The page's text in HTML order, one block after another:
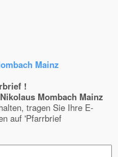
Mainz
!
Mombach Mainz
tragen Sie Ihre E-
auf 'Pfarrbrief